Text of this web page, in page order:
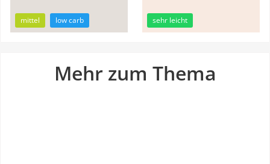
mittel low carb sehr leicht
Mehr zum Thema